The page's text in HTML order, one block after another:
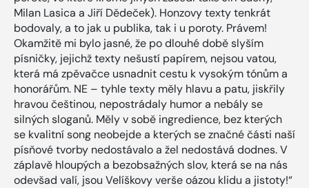
Milan Lasica a Jiří Dědeček). Honzovy texty tenkrát
bodovaly, a to jak u publika, tak i u poroty. Právem!
Okamžitě mi bylo jasné, že po dlouhé době slyším
písničky, jejichž texty nešustí papírem, nejsou vatou,
která má zpěvačce usnadnit cestu k vysokým tónům a
honorářům. NE – tyhle texty měly hlavu a patu, jiskřily
hravou češtinou, nepostrádaly humor a nebály se
silných sloganů. Měly v sobě ingredience, bez kterých
se kvalitní song neobejde a kterých se značné části naší
písňové tvorby nedostávalo a žel nedostává dodnes. V
záplavě hloupých a bezobsažných slov, která se na nás
odevšad valí, jsou Velíškovy verše oázou klidu a jistoty!“